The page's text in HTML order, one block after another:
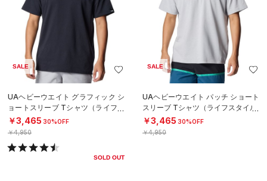
SALE
UAヘビーウエイト グラフィック シ
ョートスリーブ Tシャツ（ライフス
タイル/MEN）
￥3,465 30%OFF
￥4,950
SOLD OUT
SALE
UAヘビーウエイト パッチ ショート
スリーブ Tシャツ（ライフスタイル/
MEN）
￥3,465 30%OFF
￥4,950